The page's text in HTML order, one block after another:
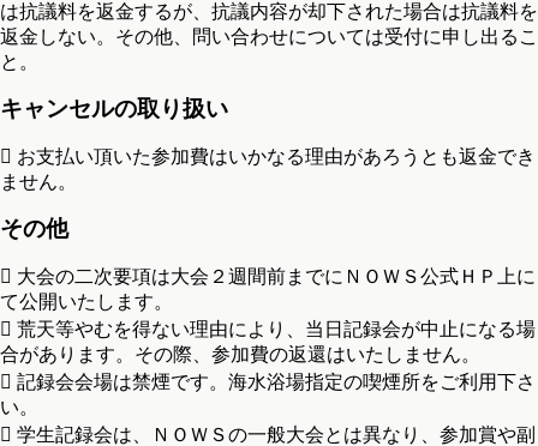
は抗議料を返金するが、抗議内容が却下された場合は抗議料を
返金しない。その他、問い合わせについては受付に申し出るこ
と。
キャンセルの取り扱い
 お支払い頂いた参加費はいかなる理由があろうとも返金でき
ません。
その他
 大会の二次要項は大会２週間前までにＮＯＷＳ公式ＨＰ上に
て公開いたします。
 荒天等やむを得ない理由により、当日記録会が中止になる場
合があります。その際、参加費の返還はいたしません。
 記録会会場は禁煙です。海水浴場指定の喫煙所をご利用下さ
い。
 学生記録会は、ＮＯＷＳの一般大会とは異なり、参加賞や副